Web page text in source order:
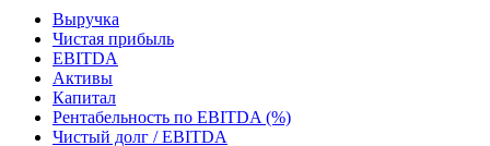
Выручка
Чистая прибыль
EBITDA
Активы
Капитал
Рентабельность по EBITDA (%)
Чистый долг / EBITDA